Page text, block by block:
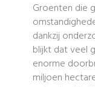
Groenten die
dankzij
blijkt dat veel
enorme
miljoen